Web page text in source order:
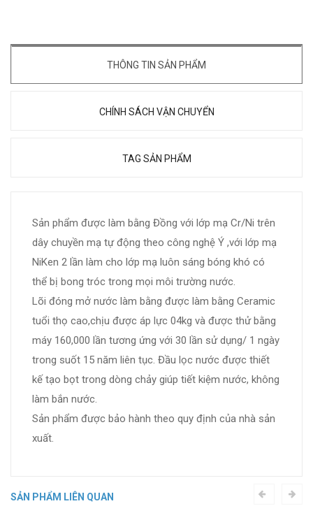
THÔNG TIN SẢN PHẨM
CHÍNH SÁCH VẬN CHUYỂN
TAG SẢN PHẨM
Sản phẩm được làm bằng Đồng với lớp mạ Cr/Ni trên
dây chuyền mạ tự động theo công nghệ Ý ,với lớp mạ
NiKen 2 lần làm cho lớp mạ luôn sáng bóng khó có
thể bị bong tróc trong mọi môi trường nước.
Lõi đóng mở nước làm bằng được làm bằng Ceramic
tuổi thọ cao,chịu được áp lực 04kg và được thử bằng
máy 160,000 lần tương ứng với 30 lần sử dụng/ 1 ngày
trong suốt 15 năm liên tục. Đầu lọc nước được thiết
kế tạo bọt trong dòng chảy giúp tiết kiệm nước, không
làm bắn nước.
Sản phẩm được bảo hành theo quy định của nhà sản
xuất.
SẢN PHẨM LIÊN QUAN